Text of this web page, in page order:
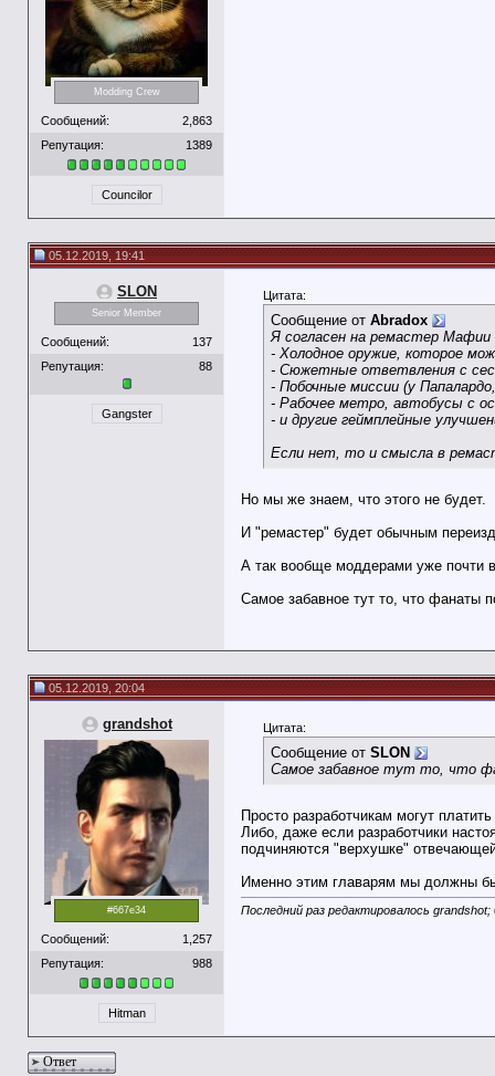
Modding Crew
Сообщений:
2,863
Репутация:
1389
Councilor
05.12.2019, 19:41
SLON
Senior Member
Сообщений:
137
Репутация:
88
Gangster
Цитата:
Сообщение от Abradox
Я согласен на ремастер
- Холодное оружие, которое
- Сюжетные ответвления с
- Побочные миссии (у
- Рабочее метро, автобусы с
- и другие геймплейные
Если нет, то и смысла в
Но мы же знаем, что этого не будет.
И "ремастер" будет обычным
А так вообще моддерами уже почти
Самое забавное тут то, что фанаты
05.12.2019, 20:04
grandshot
#667e34
Сообщений:
1,257
Репутация:
988
Hitman
Цитата:
Сообщение от SLON
Самое забавное тут то, что
Просто разработчикам могут
Либо, даже если разработчики
подчиняются "верхушке"
Именно этим главарям мы должны
Последний раз редактировалось
Ответ